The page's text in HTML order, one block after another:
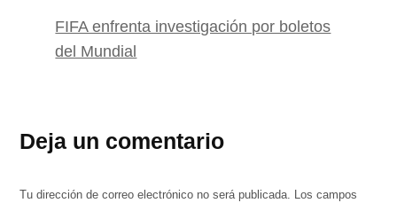
FIFA enfrenta investigación por boletos
del Mundial
Deja un comentario
Tu dirección de correo electrónico no será publicada. Los campos